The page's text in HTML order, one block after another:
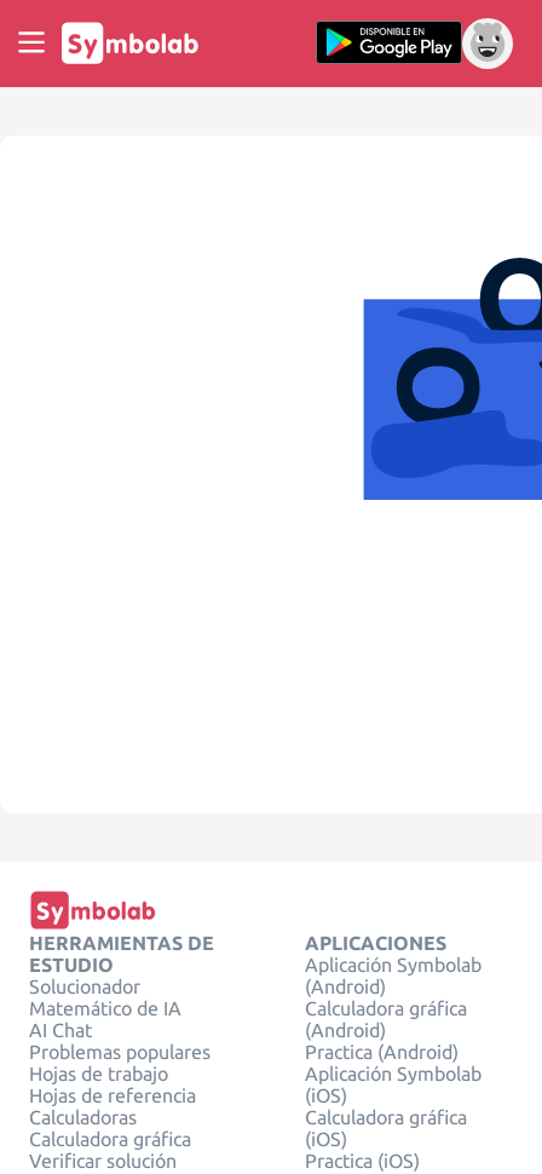
HERRAMIENTAS DE
ESTUDIO
Solucionador
Matemático de IA
AI Chat
Problemas populares
Hojas de trabajo
Hojas de referencia
Calculadoras
Calculadora gráfica
Verificar solución
APLICACIONES
Aplicación Symbolab
(Android)
Calculadora gráfica
(Android)
Practica (Android)
Aplicación Symbolab
(iOS)
Calculadora gráfica
(iOS)
Practica (iOS)